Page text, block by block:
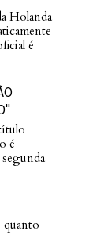
Holanda
é
é
quanto